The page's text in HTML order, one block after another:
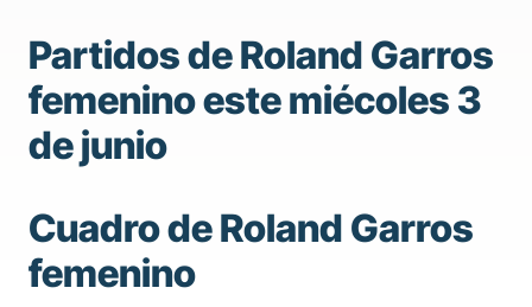
Partidos de Roland Garros
femenino este miécoles 3
de junio
Cuadro de Roland Garros
femenino